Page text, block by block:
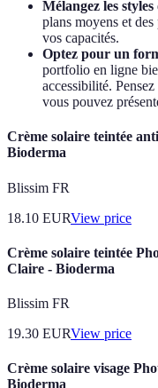
Mélangez les styles
plans moyens et
vos capacités.
Optez pour un
portfolio en ligne
accessibilité.
vous pouvez
Crème solaire teintée
Bioderma
Blissim FR
18.10 EURView price
Crème solaire teintée
Claire - Bioderma
Blissim FR
19.30 EURView price
Crème solaire visage
Bioderma